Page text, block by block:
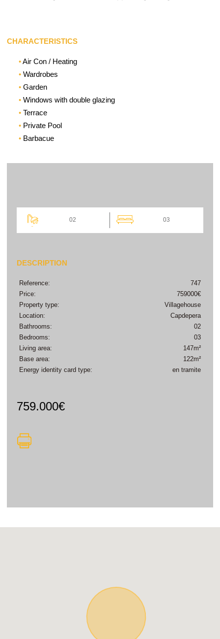
CHARACTERISTICS
Air Con / Heating
Wardrobes
Garden
Windows with double glazing
Terrace
Private Pool
Barbacue
02 03
DESCRIPTION
Reference:
747
Price:
759000€
Property type:
Villagehouse
Location:
Capdepera
Bathrooms:
02
Bedrooms:
03
Living area:
147m²
Base area:
122m²
Energy identity card type:
en tramite
759.000€